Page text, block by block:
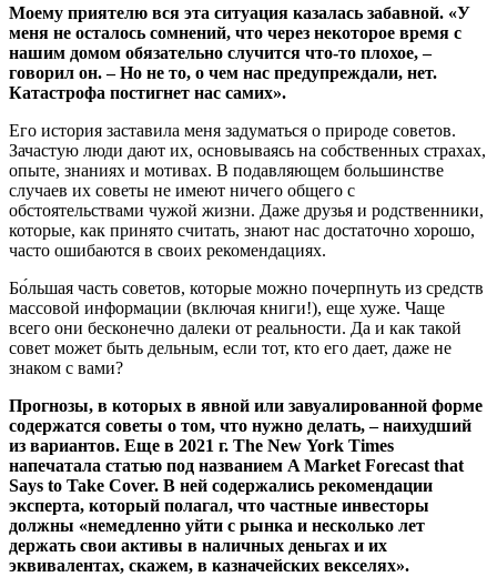
Моему приятелю вся эта ситуация казалась забавной. «У
меня не осталось сомнений, что через некоторое время с
нашим домом обязательно случится что-то плохое, –
говорил он. – Но не то, о чем нас предупреждали, нет.
Катастрофа постигнет нас самих».
Его история заставила меня задуматься о природе советов.
Зачастую люди дают их, основываясь на собственных страхах,
опыте, знаниях и мотивах. В подавляющем большинстве
случаев их советы не имеют ничего общего с
обстоятельствами чужой жизни. Даже друзья и родственники,
которые, как принято считать, знают нас достаточно хорошо,
часто ошибаются в своих рекомендациях.
Бо́льшая часть советов, которые можно почерпнуть из средств
массовой информации (включая книги!), еще хуже. Чаще
всего они бесконечно далеки от реальности. Да и как такой
совет может быть дельным, если тот, кто его дает, даже не
знаком с вами?
Прогнозы, в которых в явной или завуалированной форме
содержатся советы о том, что нужно делать, – наихудший
из вариантов. Еще в 2021 г. The New York Times
напечатала статью под названием A Market Forecast that
Says to Take Cover. В ней содержались рекомендации
эксперта, который полагал, что частные инвесторы
должны «немедленно уйти с рынка и несколько лет
держать свои активы в наличных деньгах и их
эквивалентах, скажем, в казначейских векселях».